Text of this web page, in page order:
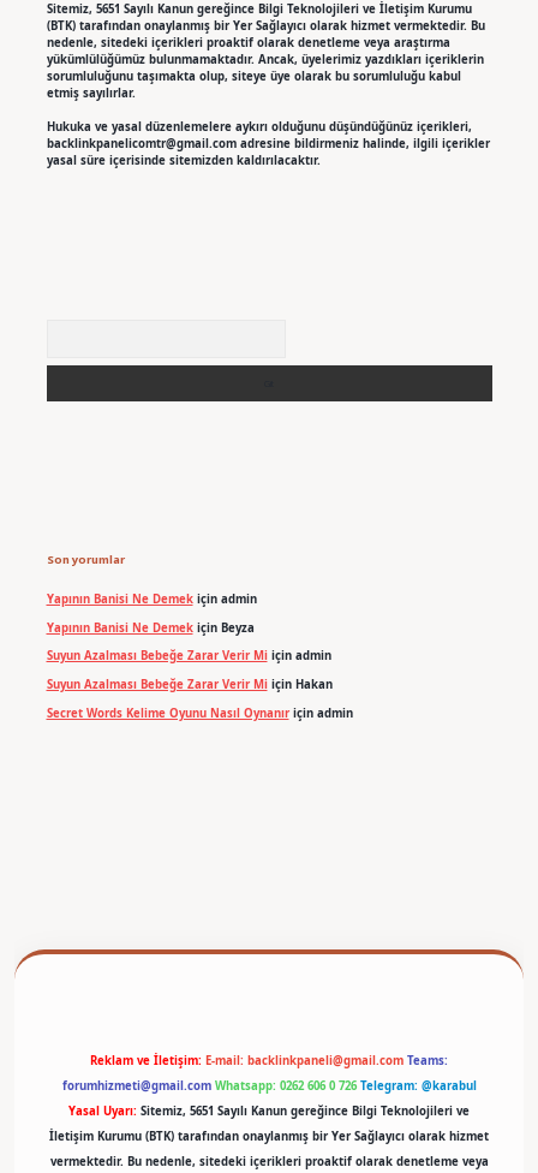
Sitemiz, 5651 Sayılı Kanun gereğince Bilgi Teknolojileri ve İletişim Kurumu
(BTK) tarafından onaylanmış bir Yer Sağlayıcı olarak hizmet vermektedir. Bu
nedenle, sitedeki içerikleri proaktif olarak denetleme veya araştırma
yükümlülüğümüz bulunmamaktadır. Ancak, üyelerimiz yazdıkları içeriklerin
sorumluluğunu taşımakta olup, siteye üye olarak bu sorumluluğu kabul
etmiş sayılırlar.
Hukuka ve yasal düzenlemelere aykırı olduğunu düşündüğünüz içerikleri,
backlinkpanelicomtr@gmail.comadresine bildirmeniz halinde, ilgili içerikler
yasal süre içerisinde sitemizden kaldırılacaktır.
Son yorumlar
Yapının Banisi Ne Demekiçin admin
Yapının Banisi Ne Demekiçin Beyza
Suyun Azalması Bebeğe Zarar Verir Miiçin admin
Suyun Azalması Bebeğe Zarar Verir Miiçin Hakan
Secret Words Kelime Oyunu Nasıl Oynanıriçin admin
Reklam ve İletişim: E-mail: backlinkpaneli@gmail.com Teams:
forumhizmeti@gmail.com Whatsapp: 0262 606 0 726 Telegram: @karabul
Yasal Uyarı: Sitemiz, 5651 Sayılı Kanun gereğince Bilgi Teknolojileri ve
İletişim Kurumu (BTK) tarafından onaylanmış bir Yer Sağlayıcı olarak hizmet
vermektedir. Bu nedenle, sitedeki içerikleri proaktif olarak denetleme veya